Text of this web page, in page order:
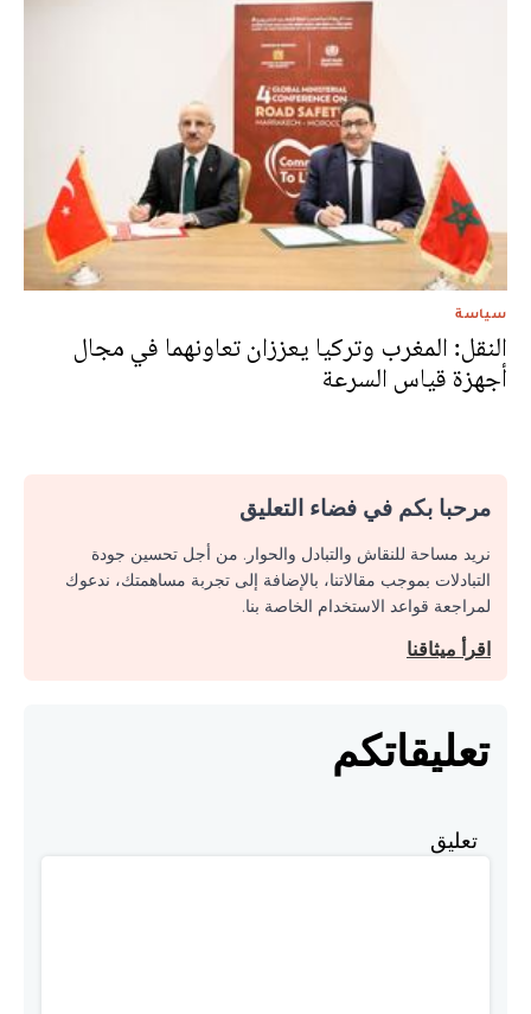
سياسة
النقل: المغرب وتركيا يعززان تعاونهما في مجال
أجهزة قياس السرعة
مرحبا بكم في فضاء التعليق
نريد مساحة للنقاش والتبادل والحوار. من أجل تحسين جودة
التبادلات بموجب مقالاتنا، بالإضافة إلى تجربة مساهمتك، ندعوك
لمراجعة قواعد الاستخدام الخاصة بنا.
اقرأ ميثاقنا
تعليقاتكم
تعليق